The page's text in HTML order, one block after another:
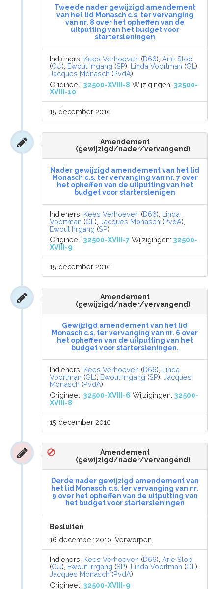
Tweede nader gewijzigd amendement
van het lid Monasch c.s. ter vervanging
van nr. 8 over het opheffen van de
uitputting van het budget voor
startersleningen
Indieners: Kees Verhoeven (D66),Arie Slob
(CU), Ewout Irrgang (SP), Linda Voortman (GL),
Jacques Monasch (PvdA)
Origineel:32500-XVIII-8 Wijzigingen:32500-
XVIII-10
15 december 2010
Amendement
(gewijzigd/nader/vervangend)
Nader gewijzigd amendement van het lid
Monasch c.s. ter vervanging van nr. 7 over
het opheffen van de uitputting van het
budget voor starterslenigen
Indieners: Kees Verhoeven (D66), Linda
Voortman (GL),Jacques Monasch (PvdA),
Ewout Irrgang (SP)
Origineel:32500-XVIII-7 Wijzigingen:32500-
XVIII-9
15 december 2010
Amendement
(gewijzigd/nader/vervangend)
Gewijzigd amendement van het lid
Monasch c.s. ter vervanging van nr. 6 over
het opheffen van de uitputting van het
budget voor startersleningen.
Indieners: Kees Verhoeven (D66), Linda
Voortman (GL), Ewout Irrgang (SP),Jacques
Monasch (PvdA)
Origineel:32500-XVIII-6 Wijzigingen:32500-
XVIII-8
15 december 2010
Amendement
(gewijzigd/nader/vervangend)
Derde nader gewijzigd amendement van
het lid Monasch c.s. ter vervanging van nr.
9 over het opheffen van de uitputting van
het budget voor startersleningen
Besluiten
16 december 2010: Verworpen
Indieners: Kees Verhoeven (D66),Arie Slob
(CU), Ewout Irrgang (SP), Linda Voortman (GL),
Jacques Monasch (PvdA)
Origineel:32500-XVIII-9